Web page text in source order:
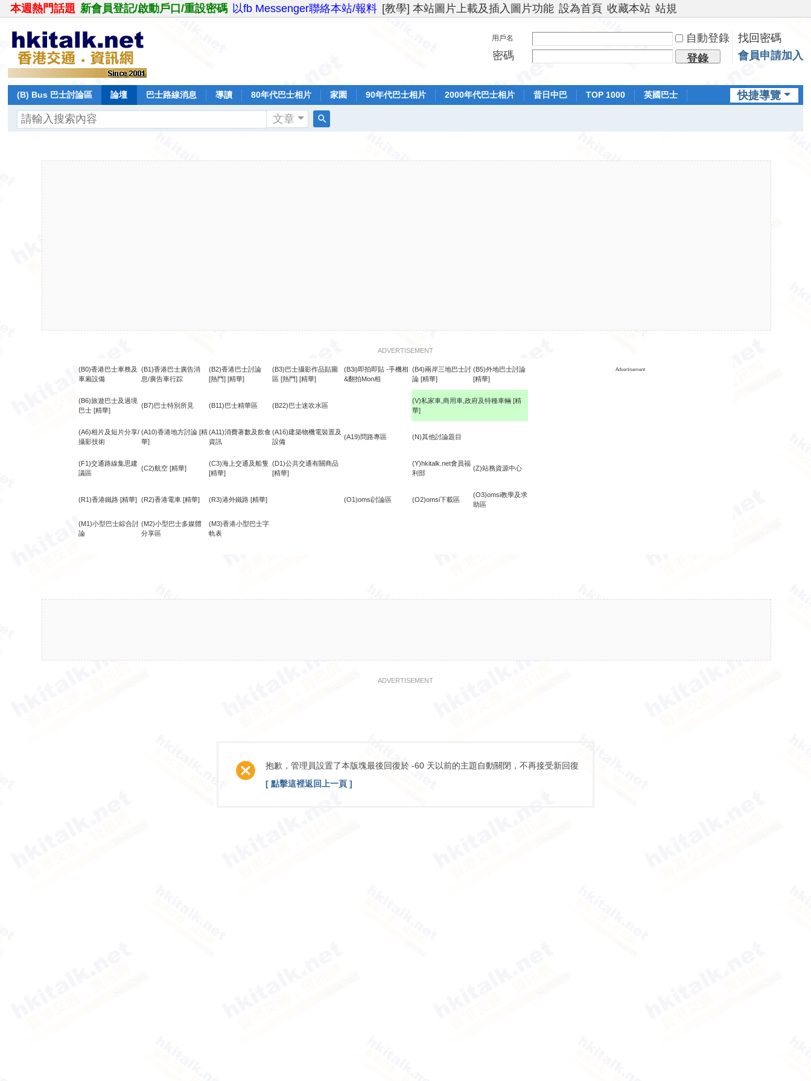
本週熱門話題 新會員登記/啟動戶口/重設密碼 以fb Messenger聯絡本站/報料 [教學] 本站圖片上載及插入圖片功能 設為首頁 收藏本站 站規
用戶名 自動登錄
找回密碼
密碼
登錄 會員申請加入
快捷導覽
(B) Bus 巴士討論區 論壇 巴士路線消息 導讀 80年代巴士相片 家園 90年代巴士相片 2000年代巴士相片 昔日中巴 TOP 1000
英國巴士
文章
ADVERTISEMENT
(B0)香港巴士車務及
車廂設備
(B1)香港巴士廣告消
息/廣告車行踪
(B2)香港巴士討論
[熱門] [精華]
(B3)巴士攝影作品貼圖
區 [熱門] [精華]
(B3i)即拍即貼 -手機相
&翻拍Mon相
(B4)兩岸三地巴士討
論 [精華]
(B5)外地巴士討論
[精華]
Advertisement
(B6)旅遊巴士及過境
巴士 [精華]
(B7)巴士特別所見 (B11)巴士精華區 (B22)巴士迷吹水區
(V)私家車,商用車,政府及特種車輛 [精
華]
(A6)相片及短片分享/
攝影技術
(A10)香港地方討論 [精
華]
(A11)消費著數及飲食
資訊
(A16)建築物機電裝置及
設備
(A19)問路專區 (N)其他討論題目
(F1)交通路線集思建
議區
(C2)航空 [精華]
(C3)海上交通及船隻
[精華]
(D1)公共交通有關商品
[精華]
(Y)hkitalk.net會員福
利部
(Z)站務資源中心
(R1)香港鐵路 [精華] (R2)香港電車 [精華] (R3)港外鐵路 [精華] (O1)omsi討論區 (O2)omsi下載區
(O3)omsi教學及求
助區
(M1)小型巴士綜合討
論
(M2)小型巴士多媒體
分享區
(M3)香港小型巴士字
軌表
ADVERTISEMENT
抱歉，管理員設置了本版塊最後回復於 -60 天以前的主題自動關閉，不再接受新回復
[ 點擊這裡返回上一頁 ]